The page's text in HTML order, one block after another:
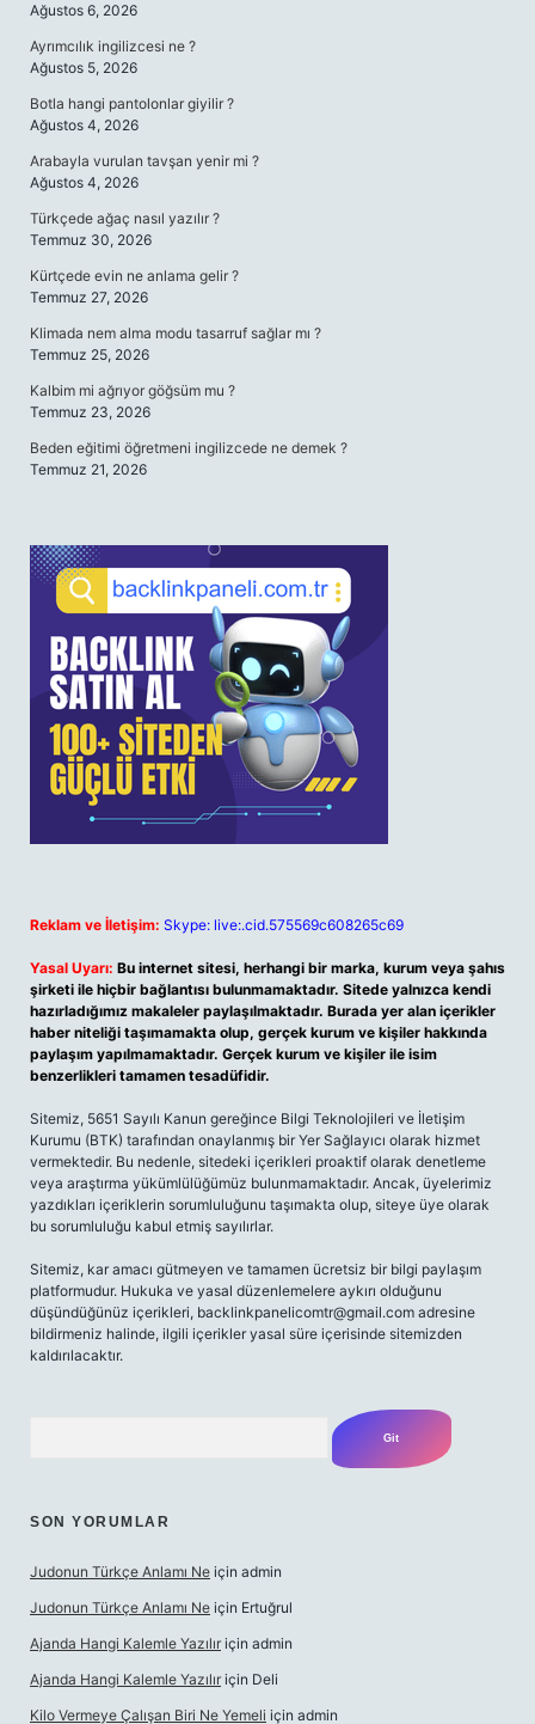
Ağustos 6, 2026
Ayrımcılık ingilizcesi ne ?
Ağustos 5, 2026
Botla hangi pantolonlar giyilir ?
Ağustos 4, 2026
Arabayla vurulan tavşan yenir mi ?
Ağustos 4, 2026
Türkçede ağaç nasıl yazılır ?
Temmuz 30, 2026
Kürtçede evin ne anlama gelir ?
Temmuz 27, 2026
Klimada nem alma modu tasarruf sağlar mı ?
Temmuz 25, 2026
Kalbim mi ağrıyor göğsüm mu ?
Temmuz 23, 2026
Beden eğitimi öğretmeni ingilizcede ne demek ?
Temmuz 21, 2026
Reklam ve İletişim: Skype: live:.cid.575569c608265c69
Yasal Uyarı: Bu internet sitesi, herhangi bir marka, kurum veya şahıs
şirketi ile hiçbir bağlantısı bulunmamaktadır. Sitede yalnızca kendi
hazırladığımız makaleler paylaşılmaktadır. Burada yer alan içerikler
haber niteliği taşımamakta olup, gerçek kurum ve kişiler hakkında
paylaşım yapılmamaktadır. Gerçek kurum ve kişiler ile isim
benzerlikleri tamamen tesadüfidir.
Sitemiz, 5651 Sayılı Kanun gereğince Bilgi Teknolojileri ve İletişim
Kurumu (BTK) tarafından onaylanmış bir Yer Sağlayıcı olarak hizmet
vermektedir. Bu nedenle, sitedeki içerikleri proaktif olarak denetleme
veya araştırma yükümlülüğümüz bulunmamaktadır. Ancak, üyelerimiz
yazdıkları içeriklerin sorumluluğunu taşımakta olup, siteye üye olarak
bu sorumluluğu kabul etmiş sayılırlar.
Sitemiz, kar amacı gütmeyen ve tamamen ücretsiz bir bilgi paylaşım
platformudur. Hukuka ve yasal düzenlemelere aykırı olduğunu
düşündüğünüz içerikleri, backlinkpanelicomtr@gmail.com adresine
bildirmeniz halinde, ilgili içerikler yasal süre içerisinde sitemizden
kaldırılacaktır.
SON YORUMLAR
Judonun Türkçe Anlamı Ne için admin
Judonun Türkçe Anlamı Ne için Ertuğrul
Ajanda Hangi Kalemle Yazılır için admin
Ajanda Hangi Kalemle Yazılır için Deli
Kilo Vermeye Çalışan Biri Ne Yemeli için admin